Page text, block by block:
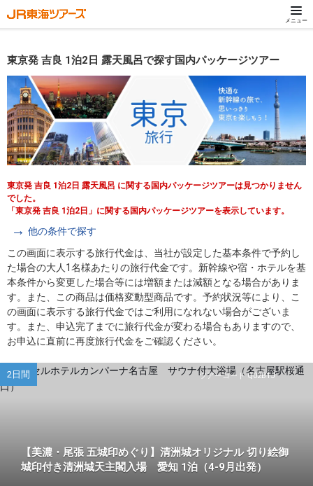
メニュー
東京発 吉良 1泊2日 露天風呂で探す国内パッケージツアー
東京発 吉良 1泊2日 露天風呂 に関する国内パッケージツアーは見つかりません
でした。
「東京発 吉良 1泊2日」に関する国内パッケージツアーを表示しています。
他の条件で探す
この画面に表示する旅行代金は、当社が設定した基本条件で予約し
た場合の大人1名様あたりの旅行代金です。新幹線や宿・ホテルを基
本条件から変更した場合等には増額または減額となる場合がありま
す。また、この商品は価格変動型商品です。予約状況等により、こ
の画面に表示する旅行代金ではご利用になれない場合がございま
す。また、申込完了までに旅行代金が変わる場合もありますので、
お申込に直前に再度旅行代金をご確認ください。
ツアーコード Q02B1J
2日間
【美濃・尾張 五城印めぐり】清洲城オリジナル 切り絵御
城印付き清洲城天主閣入場 愛知 1泊（4-9月出発）